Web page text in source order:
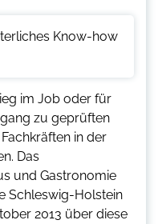
im Job oder für
zu geprüften
in der
Das
und Gastronomie
Schleswig-Holstein
2013 über diese